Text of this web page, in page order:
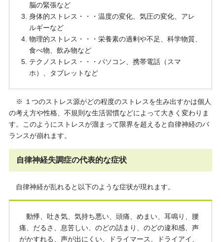
脳の緊張など
身体的ストレス・・・温度の変化、気圧の変化、アレ
ルギーなど
物理的ストレス・・・栄養素の過剰や不足、科学物質、
食べ物、飲み物など
テクノストレス・・・パソコン、携帯電話（スマ
ホ）、タブレットなど
※ １つのストレス源がどの程度のストレスを生み出すかは個人
の考え方や性格、不規則な生活習慣などによって大きく変わりま
す。このようにストレスが溜まって限界を超えると自律神経のバ
ランスが崩れます。
自律神経失調症の代表的な症状
自律神経が乱れると以下のような症状が現れます。
動悸、吐き気、気持ち悪い、頭痛、めまい、耳鳴り、腰
痛、だるさ、息苦しい、のどの詰まり、のどの違和感、声
がかすれる、声が出にくい、ドライマース、ドライアイ、